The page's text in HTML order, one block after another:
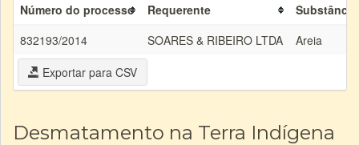
Número do processo Requerente
Substância
832193/2014
SOARES & RIBEIRO LTDA
Areia
Exportar para CSV
Desmatamento na Terra Indígena